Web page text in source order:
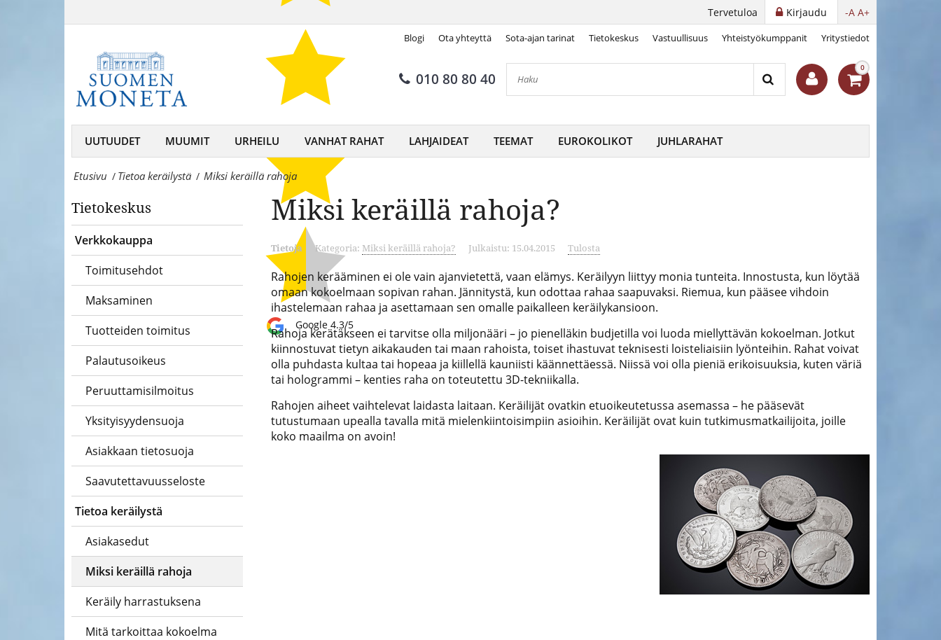
rahoja
Suomen
MonetaSuomen
Moneta
–
keräilijän
kumppani,
rahojen
mitaleiden
asiantuntija
-A A+
Kirjaudu
Tervetuloa
Blogi Ota yhteyttä Sota-ajan tarinat Tietokeskus Vastuullisuus Yhteistyökumppanit Yritystiedot
Google 4.3/5
010 80 80 40
0
UUTUUDET MUUMIT URHEILU VANHAT RAHAT LAHJAIDEAT TEEMAT EUROKOLIKOT JUHLARAHAT
Etusivu / Tietoa keräilystä / Miksi keräillä rahoja
Tietokeskus
Verkkokauppa
Toimitusehdot
Maksaminen
Tuotteiden toimitus
Palautusoikeus
Peruuttamisilmoitus
Yksityisyydensuoja
Asiakkaan tietosuoja
Saavutettavuusseloste
Tietoa keräilystä
Asiakasedut
Miksi keräillä rahoja
Keräily harrastuksena
Mitä tarkoittaa kokoelma
Miksi keräillä rahoja?
Tietoja Kategoria: Miksi keräillä rahoja? Julkaistu: 15.04.2015 Tulosta
Rahojen kerääminen ei ole vain ajanvietettä, vaan elämys. Keräilyyn liittyy monia tunteita. Innostusta, kun löytää
omaan kokoelmaan sopivan rahan. Jännitystä, kun odottaa rahaa saapuvaksi. Riemua, kun pääsee vihdoin
ihastelemaan rahaa ja asettamaan sen omalle paikalleen keräilykansioon.
Rahoja kerätäkseen ei tarvitse olla miljonääri – jo pienelläkin budjetilla voi luoda miellyttävän kokoelman. Jotkut
kiinnostuvat tietyn aikakauden tai maan rahoista, toiset ihastuvat teknisesti loisteliaisiin lyönteihin. Rahat voivat
olla puhdasta kultaa tai hopeaa ja kiillellä kauniisti käännettäessä. Niissä voi olla pieniä erikoisuuksia, kuten väriä
tai hologrammi – kenties raha on toteutettu 3D-tekniikalla.
Rahojen aiheet vaihtelevat laidasta laitaan. Keräilijät ovatkin etuoikeutetussa asemassa – he pääsevät
tutustumaan upealla tavalla mitä mielenkiintoisimpiin asioihin. Keräilijät ovat kuin tutkimusmatkailijoita, joille
koko maailma on avoin!
keräilijän
kumppani,